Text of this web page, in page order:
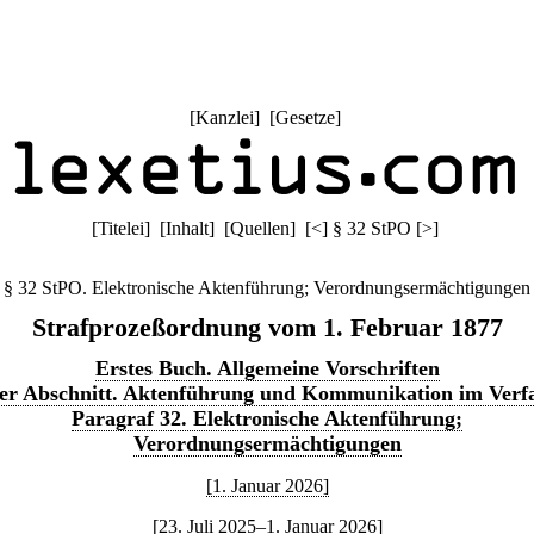
[Kanzlei] [Gesetze]
[Titelei] [Inhalt] [Quellen] [<] § 32 StPO [>]
§ 32 StPO. Elektronische Aktenführung; Verordnungsermächtigungen
Strafprozeßordnung vom 1. Februar 1877
Erstes Buch. Allgemeine Vorschriften
Abschnitt. Aktenführung und Kommunikation im
Paragraf 32. Elektronische Aktenführung;
Verordnungsermächtigungen
[1. Januar 2026]
[23. Juli 2025–1. Januar 2026]